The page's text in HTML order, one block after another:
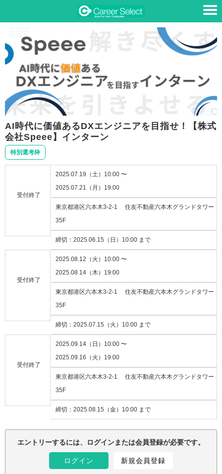
AI時代に価値あるDXエンジニアを目指せ！【株式
会社Speee】インターン
特別選考枠
受付終了
2025.07.19（土）10:00 〜
2025.07.21（月）19:00
東京都港区六本木3-2-1 住友不動産六本木グランドタワー
35F
締切： 2025.06.15（日）10:00 まで
受付終了
2025.08.12（火）10:00 〜
2025.08.14（木）19:00
東京都港区六本木3-2-1 住友不動産六本木グランドタワー
35F
締切： 2025.07.15（火）10:00 まで
受付終了
2025.09.14（日）10:00 〜
2025.09.16（火）19:00
東京都港区六本木3-2-1 住友不動産六本木グランドタワー
35F
締切： 2025.08.15（金）10:00 まで
注意事項：
エントリーするには、ログインまたは会員登録が必要です。
ログイン 新規会員登録